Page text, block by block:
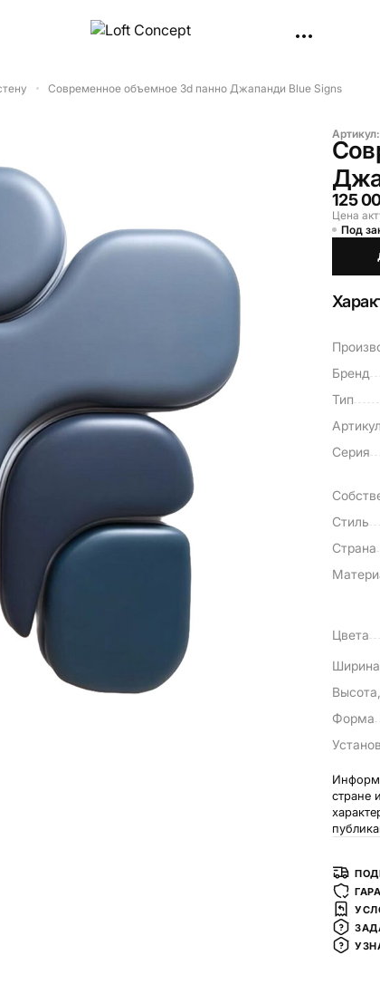
Cовременное объемное 3d панно Джапанди Blue Signs
Артикул:
125
Цена
Под
Бренд
Тип
Артикул
Серия
Стиль
Страна
Цвета
Форма
стране